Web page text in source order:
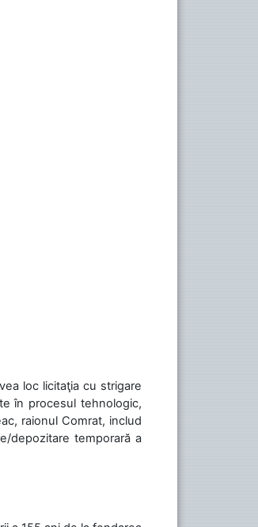
loc licitaţia cu strigare
în procesul tehnologic,
raionul Comrat, includ
depozitare temporară a